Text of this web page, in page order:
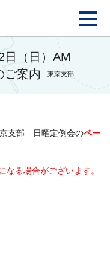
：特定非営利活動
日（日）AM
案内
東京支部
支部 日曜定例会のペー
なる場合がございます。